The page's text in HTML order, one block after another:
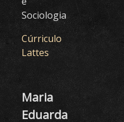
Sociologia
Cúrriculo
Lattes
Maria
Eduarda